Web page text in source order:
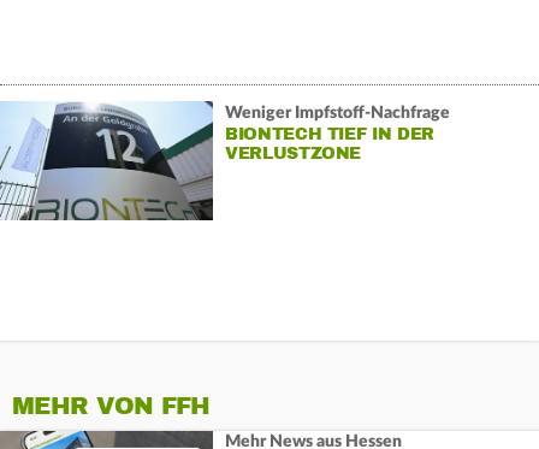
Weniger Impfstoff-Nachfrage
BIONTECH TIEF IN DER
VERLUSTZONE
MEHR VON FFH
Mehr News aus Hessen